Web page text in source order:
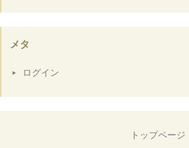
メタ
ログイン
トップページ